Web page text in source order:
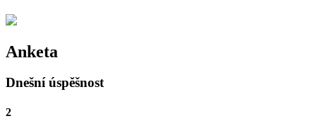
Anketa
Dnešní úspěšnost
2